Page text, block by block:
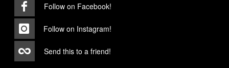
Follow on Facebook!
Follow on Instagram!
Send this to a friend!